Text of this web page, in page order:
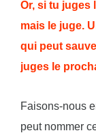
Or, si tu juges
mais le juge.
qui peut
juges le
Faisons-nous
peut nommer